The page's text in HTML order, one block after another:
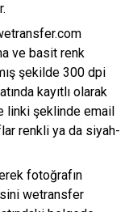
ve basit renk
şekilde 300 dpi
kayıtlı olarak
linki şeklinde email
renkli ya da siyah-
fotoğrafın
wetransfer